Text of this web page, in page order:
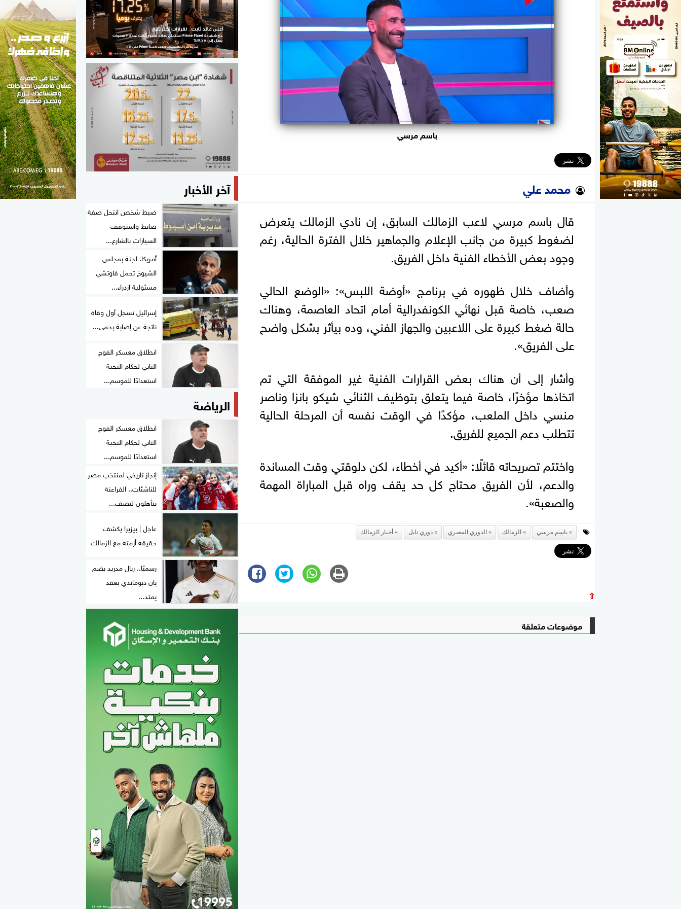
مواهب مصر
باسم مرسي
محمد علي
قال باسم مرسي لاعب الزمالك السابق، إن نادي الزمالك يتعرض
لضغوط كبيرة من جانب الإعلام والجماهير خلال الفترة الحالية، رغم
وجود بعض الأخطاء الفنية داخل الفريق.
وأضاف خلال ظهوره في برنامج «أوضة اللبس»: «الوضع الحالي
صعب، خاصة قبل نهائي الكونفدرالية أمام اتحاد العاصمة، وهناك
حالة ضغط كبيرة على اللاعبين والجهاز الفني، وده بيأثر بشكل واضح
على الفريق».
وأشار إلى أن هناك بعض القرارات الفنية غير الموفقة التي تم
اتخاذها مؤخرًا، خاصة فيما يتعلق بتوظيف الثنائي شيكو بانزا وناصر
منسي داخل الملعب، مؤكدًا في الوقت نفسه أن المرحلة الحالية
تتطلب دعم الجميع للفريق.
واختتم تصريحاته قائلًا: «أكيد في أخطاء، لكن دلوقتي وقت المساندة
والدعم، لأن الفريق محتاج كل حد يقف وراه قبل المباراة المهمة
والصعبة».
باسم مرسي الزمالك الدوري المصري دوري نايل أخبار الزمالك
⇧
موضوعات متعلقة
آخر الأخبار
ضبط شخص انتحل صفة
ضابط واستوقف
السيارات بالشارع...
أمريكا: لجنة بمجلس
الشيوخ تحمل فاوتشي
مسئولية ازدراء...
إسرائيل تسجل أول وفاة
ناتجة عن إصابة بحمى...
انطلاق معسكر الفوج
الثاني لحكام النخبة
استعدادًا للموسم...
الرياضة
انطلاق معسكر الفوج
الثاني لحكام النخبة
استعدادًا للموسم...
إنجاز تاريخي لمنتخب مصر
للناشئات.. الفراعنة
يتأهلون لنصف...
عاجل | بيزيرا يكشف
حقيقة أزمته مع الزمالك
رسميًا.. ريال مدريد يضم
يان ديوماندي بعقد
يمتد...